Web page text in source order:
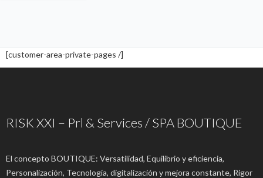
[customer-area-private-pages /]
RISK XXI – Prl & Services / SPA BOUTIQUE
El concepto BOUTIQUE: Versatilidad, Equilibrio y eficiencia,
Personalización, Tecnología, digitalización y mejora constante, Rigor